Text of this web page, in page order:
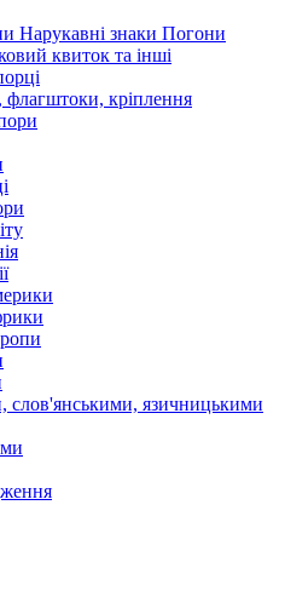
Нарукавні знаки Погони
квиток та інші
кріплення
слов'янськими, язичницькими